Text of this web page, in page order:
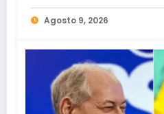
Agosto 9, 2026